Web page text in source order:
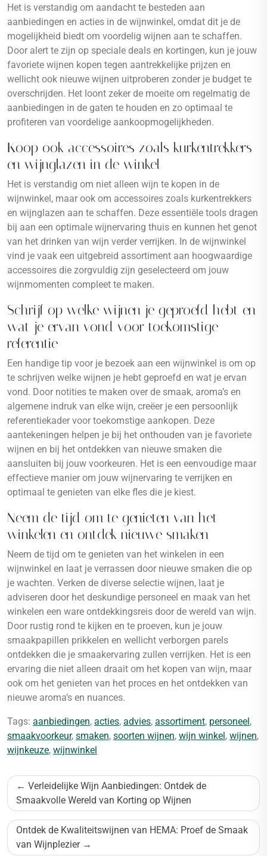
Het is verstandig om aandacht te besteden aan
aanbiedingen en acties in de wijnwinkel, omdat dit je de
mogelijkheid biedt om voordelig wijnen aan te schaffen.
Door alert te zijn op speciale deals en kortingen, kun je jouw
favoriete wijnen kopen tegen aantrekkelijke prijzen en
wellicht ook nieuwe wijnen uitproberen zonder je budget te
overschrijden. Het loont zeker de moeite om regelmatig de
aanbiedingen in de gaten te houden en zo optimaal te
profiteren van voordelige aankoopmogelijkheden.
Koop ook accessoires zoals kurkentrekkers
en wijnglazen in de winkel
Het is verstandig om niet alleen wijn te kopen in de
wijnwinkel, maar ook om accessoires zoals kurkentrekkers
en wijnglazen aan te schaffen. Deze essentiële tools dragen
bij aan een optimale wijnervaring thuis en kunnen het genot
van het drinken van wijn verder verrijken. In de wijnwinkel
vind je vaak een uitgebreid assortiment aan hoogwaardige
accessoires die zorgvuldig zijn geselecteerd om jouw
wijnmomenten compleet te maken.
Schrijf op welke wijnen je geproefd hebt en
wat je ervan vond voor toekomstige
referentie
Een handige tip voor je bezoek aan een wijnwinkel is om op
te schrijven welke wijnen je hebt geproefd en wat je ervan
vond. Door notities te maken over de smaak, aroma’s en
algemene indruk van elke wijn, creëer je een persoonlijk
referentiekader voor toekomstige aankopen. Deze
aantekeningen helpen je bij het onthouden van je favoriete
wijnen en bij het ontdekken van nieuwe smaken die
aansluiten bij jouw voorkeuren. Het is een eenvoudige maar
effectieve manier om jouw wijnervaring te verrijken en
optimaal te genieten van elke fles die je kiest.
Neem de tijd om te genieten van het
winkelen en ontdek nieuwe smaken
Neem de tijd om te genieten van het winkelen in een
wijnwinkel en laat je verrassen door nieuwe smaken die op
je wachten. Verken de diverse selectie wijnen, laat je
adviseren door het deskundige personeel en maak van het
winkelen een ware ontdekkingsreis door de wereld van wijn.
Door rustig rond te kijken en te proeven, kun je jouw
smaakpapillen prikkelen en wellicht verborgen parels
ontdekken die je smaakervaring zullen verrijken. Het is een
ervaring die niet alleen draait om het kopen van wijn, maar
ook om het genieten van het proces en het ontdekken van
nieuwe aroma’s en nuances.
Tags: aanbiedingen, acties, advies, assortiment, personeel ,
smaakvoorkeur, smaken, soorten wijnen, wijn winkel , wijnen,
wijnkeuze, wijnwinkel
Bericht
navigatie
Verleidelijke Wijn Aanbiedingen: Ontdek de
Smaakvolle Wereld van Korting op Wijnen
Ontdek de Kwaliteitswijnen van HEMA: Proef de Smaak
van Wijnplezier